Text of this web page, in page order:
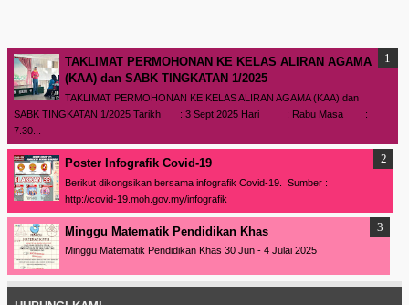
TAKLIMAT PERMOHONAN KE KELAS ALIRAN AGAMA
(KAA) dan SABK TINGKATAN 1/2025
TAKLIMAT PERMOHONAN KE KELAS ALIRAN AGAMA (KAA) dan
SABK TINGKATAN 1/2025 Tarikh : 3 Sept 2025 Hari : Rabu Masa :
7.30...
Poster Infografik Covid-19
Berikut dikongsikan bersama infografik Covid-19. Sumber :
http://covid-19.moh.gov.my/infografik
Minggu Matematik Pendidikan Khas
Minggu Matematik Pendidikan Khas 30 Jun - 4 Julai 2025